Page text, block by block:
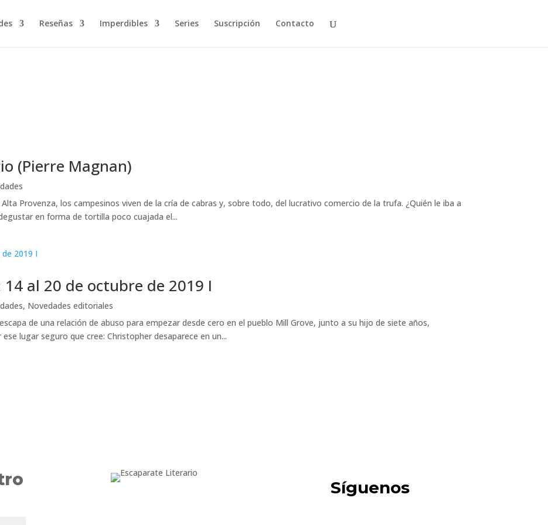
Reseñas Imperdibles Series Suscripción Contacto
(Pierre Magnan)
Provenza, los campesinos viven de la cría de cabras y, sobre todo, del lucrativo comercio de la trufa. ¿Quién le iba a
en forma de tortilla poco cuajada el...
al 20 de octubre de 2019 I
, Novedades editoriales
de una relación de abuso para empezar desde cero en el pueblo Mill Grove, junto a su hijo de siete años,
lugar seguro que cree: Christopher desaparece en un...
Síguenos